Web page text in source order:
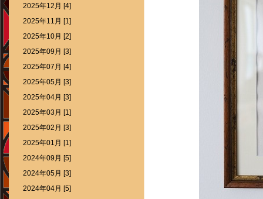
2025年12月 [4]
2025年11月 [1]
2025年10月 [2]
2025年09月 [3]
2025年07月 [4]
2025年05月 [3]
2025年04月 [3]
2025年03月 [1]
2025年02月 [3]
2025年01月 [1]
2024年09月 [5]
2024年05月 [3]
2024年04月 [5]